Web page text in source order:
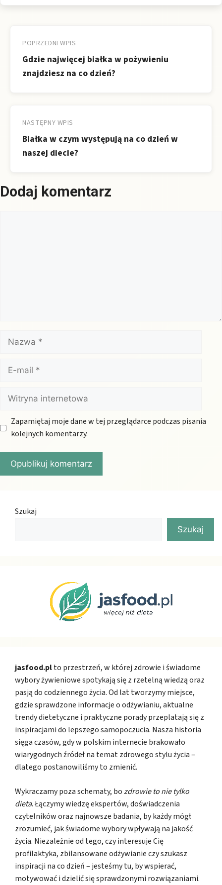
wpisu
POPRZEDNI WPIS
Gdzie najwięcej białka w pożywieniu
znajdziesz na co dzień?
NASTĘPNY WPIS
Białka w czym występują na co dzień w
naszej diecie?
Dodaj komentarz
Nazwa
mail
Witryna
internetowa
Zapamiętaj moje dane w tej przeglądarce podczas pisania
kolejnych komentarzy.
Szukaj
Szukaj
jasfood.plto przestrzeń, w której zdrowie i świadome
wybory żywieniowe spotykają się z rzetelną wiedzą oraz
pasją do codziennego życia. Od lat tworzymy miejsce,
gdzie sprawdzone informacje o odżywianiu, aktualne
trendy dietetyczne i praktyczne porady przeplatają się z
inspiracjami do lepszego samopoczucia. Nasza historia
sięga czasów, gdy w polskim internecie brakowało
wiarygodnych źródeł na temat zdrowego stylu życia –
dlatego postanowiliśmy to zmienić.
Wykraczamy poza schematy, bozdrowie to nie tylko
dieta. Łączymy wiedzę ekspertów, doświadczenia
czytelników oraz najnowsze badania, by każdy mógł
zrozumieć, jak świadome wybory wpływają na jakość
życia. Niezależnie od tego, czy interesuje Cię
profilaktyka, zbilansowane odżywianie czy szukasz
inspiracji na co dzień – jesteśmy tu, by wspierać,
motywować i dzielić się sprawdzonymi rozwiązaniami.